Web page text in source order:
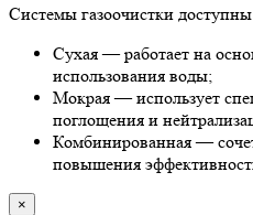
Системы газоочистки
Сухая — работает на
использования воды;
Мокрая — использует
поглощения и
Комбинированная —
повышения
×